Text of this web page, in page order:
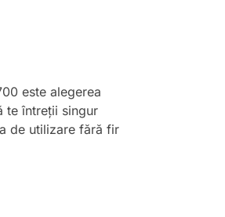
este alegerea
te întreții singur
de utilizare fără fir